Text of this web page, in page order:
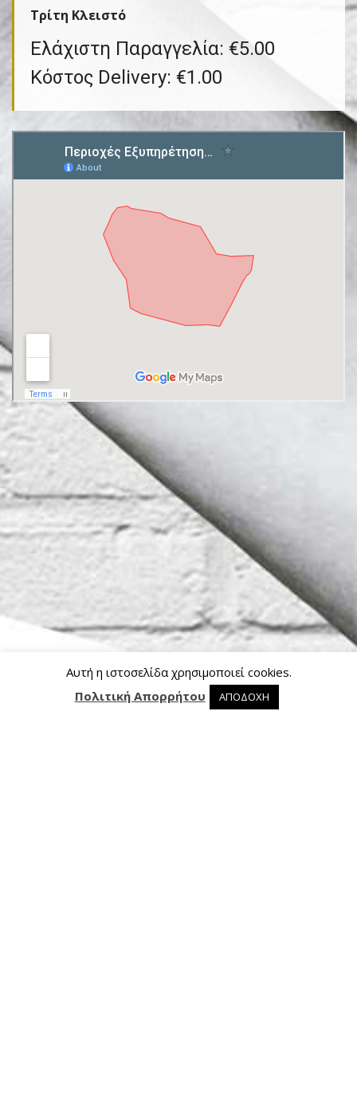
0 0 προϊόντα στο καλάθι
Τρίτη Kλειστό
Ελάχιστη Παραγγελία: €5.00
Κόστος Delivery: €1.00
Αυτή η ιστοσελίδα χρησιμοποιεί cookies.
Πολιτική Απορρήτου
ΑΠΟΔΟΧΗ